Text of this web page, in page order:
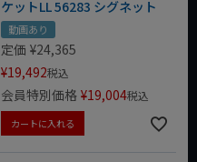
ケットLL 56283 シグネット
動画あり
定価 ¥24,365
¥19,492税込
会員特別価格 ¥19,004税込
カートに入れる